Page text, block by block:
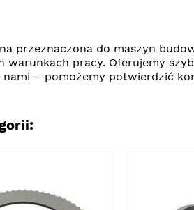
przeznaczona do maszyn
pracy. Oferujemy
– pomożemy potwierdzić